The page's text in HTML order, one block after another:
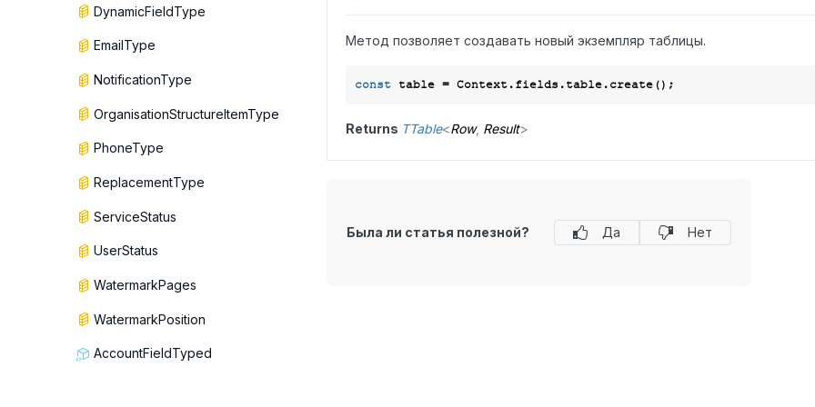
DynamicFieldType
EmailType
NotificationType
OrganisationStructureItemType
PhoneType
ReplacementType
ServiceStatus
UserStatus
WatermarkPages
WatermarkPosition
AccountFieldTyped
Метод позволяет создавать новый экземпляр таблицы.
const
Returns TTable<Row, Result>
Была ли статья полезной? Да Нет